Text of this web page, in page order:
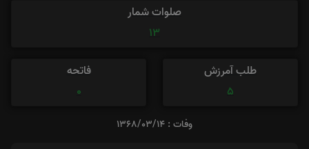
صلوات شمار
13
طلب آمرزش
5
فاتحه
0
وفات : 1368/03/14